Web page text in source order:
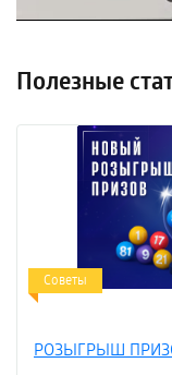
функционалом,
Полезные
Советы
РОЗЫГРЫШ